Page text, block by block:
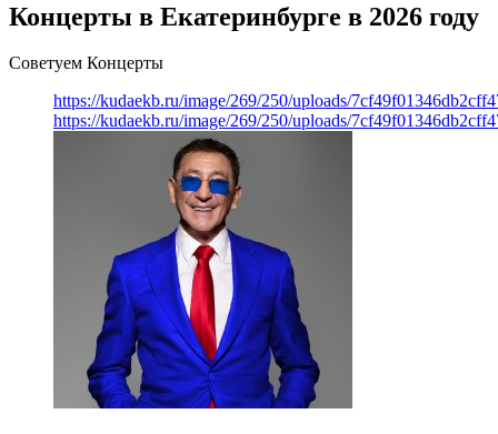
Концерты в Екатеринбурге в 2026 году
Советуем Концерты
https://kudaekb.ru/image/269/250/uploads/
https://kudaekb.ru/image/269/250/uploads/